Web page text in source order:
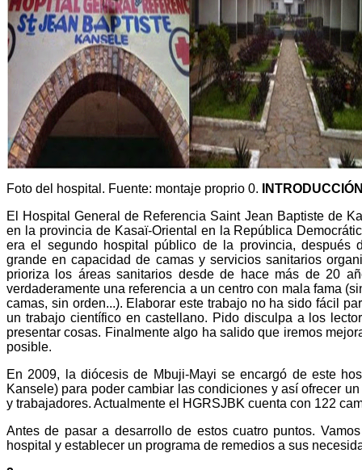
Foto del hospital. Fuente: montaje proprio 0.
El Hospital General de Referencia Saint Jean Baptiste de
en la provincia de Kasaï-Oriental en la República
era el segundo hospital público de la provincia, después
grande en capacidad de camas y servicios sanitarios
prioriza los áreas sanitarios desde de hace más de 20
verdaderamente una referencia a un centro con mala fama
camas, sin orden...). Elaborar este trabajo no ha sido fácil
un trabajo científico en castellano. Pido disculpa a los
presentar cosas. Finalmente algo ha salido que iremos
posible.
En 2009, la diócesis de Mbuji-Mayi se encargó de este
Kansele) para poder cambiar las condiciones y así ofrecer
y trabajadores. Actualmente el HGRSJBK cuenta con 122
Antes de pasar a desarrollo de estos cuatro puntos.
hospital y establecer un programa de remedios a sus